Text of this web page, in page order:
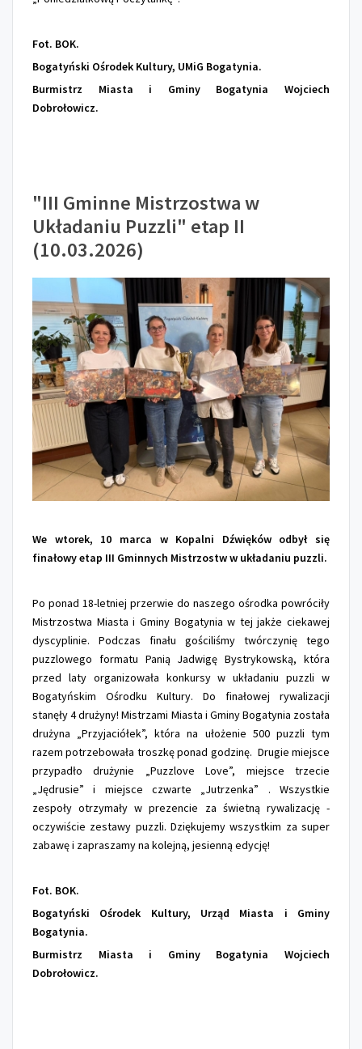
Fot. BOK.
Bogatyński Ośrodek Kultury, UMiG Bogatynia.
Burmistrz Miasta i Gminy Bogatynia Wojciech
Dobrołowicz.
"III Gminne Mistrzostwa w
Układaniu Puzzli" etap II
(10.03.2026)
We wtorek, 10 marca w Kopalni Dźwięków odbył się
finałowy etap III Gminnych Mistrzostw w układaniu puzzli.
Po ponad 18-letniej przerwie do naszego ośrodka powróciły
Mistrzostwa Miasta i Gminy Bogatynia w tej jakże ciekawej
dyscyplinie. Podczas finału gościliśmy twórczynię tego
puzzlowego formatu Panią Jadwigę Bystrykowską, która
przed laty organizowała konkursy w układaniu puzzli w
Bogatyńskim Ośrodku Kultury. Do finałowej rywalizacji
stanęły 4 drużyny! Mistrzami Miasta i Gminy Bogatynia została
drużyna „Przyjaciółek”, która na ułożenie 500 puzzli tym
razem potrzebowała troszkę ponad godzinę. Drugie miejsce
przypadło drużynie „Puzzlove Love”, miejsce trzecie
„Jędrusie” i miejsce czwarte „Jutrzenka” . Wszystkie
zespoły otrzymały w prezencie za świetną rywalizację -
oczywiście zestawy puzzli. Dziękujemy wszystkim za super
zabawę i zapraszamy na kolejną, jesienną edycję!
Fot. BOK.
Bogatyński Ośrodek Kultury, Urząd Miasta i Gminy
Bogatynia.
Burmistrz Miasta i Gminy Bogatynia Wojciech
Dobrołowicz.